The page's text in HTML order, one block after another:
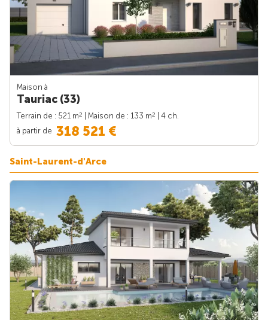
Maison à
Tauriac (33)
Terrain de : 521 m2 | Maison de : 133 m2
| 4 ch.
à partir de 318 521 €
Saint-Laurent-d'Arce